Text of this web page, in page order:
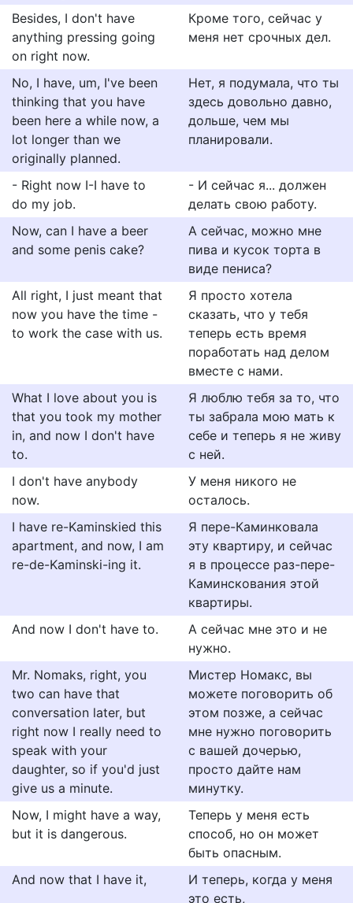
Besides, I don't have
anything pressing going
on right now.
Кроме того, сейчас у
меня нет срочных дел.
No, I have, um, I've been
thinking that you have
been here a while now, a
lot longer than we
originally planned.
Нет, я подумала, что ты
здесь довольно давно,
дольше, чем мы
планировали.
- Right now I-I have to
do my job.
- И сейчас я... должен
делать свою работу.
Now, can I have a beer
and some penis cake?
А сейчас, можно мне
пива и кусок торта в
виде пениса?
All right, I just meant that
now you have the time -
to work the case with us.
Я просто хотела
сказать, что у тебя
теперь есть время
поработать над делом
вместе с нами.
What I love about you is
that you took my mother
in, and now I don't have
to.
Я люблю тебя за то, что
ты забрала мою мать к
себе и теперь я не живу
с ней.
I don't have anybody
now.
У меня никого не
осталось.
I have re-Kaminskied this
apartment, and now, I am
re-de-Kaminski-ing it.
Я пере-Каминковала
эту квартиру, и сейчас
я в процессе раз-пере-
Каминскования этой
квартиры.
And now I don't have to.
А сейчас мне это и не
нужно.
Mr. Nomaks, right, you
two can have that
conversation later, but
right now I really need to
speak with your
daughter, so if you'd just
give us a minute.
Мистер Номакс, вы
можете поговорить об
этом позже, а сейчас
мне нужно поговорить
с вашей дочерью,
просто дайте нам
минутку.
Now, I might have a way,
but it is dangerous.
Теперь у меня есть
способ, но он может
быть опасным.
And now that I have it,
И теперь, когда у меня
это есть,